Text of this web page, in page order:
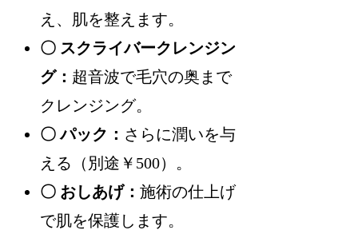
え、肌を整えます。
〇 スクライバークレンジン
グ： 超音波で毛穴の奥まで
クレンジング。
〇 パック： さらに潤いを与
える（別途￥500）。
〇 おしあげ：施術の仕上げ
で肌を保護します。